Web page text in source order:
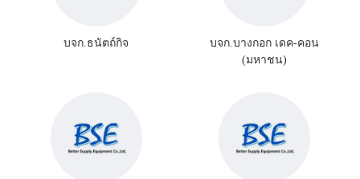
บจก.ธนัตถ์กิจ
บจก.บางกอก เดค-คอน
(มหาชน)